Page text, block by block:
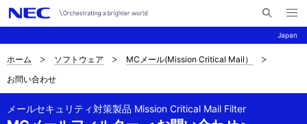
Japan
イ
メ
ニ
ュ
ナ
ビ
ゲ
サ
イ
ト
ホーム ソフトウェア
MCメール(Mission Critical Mail）
お問い合わせ
メールセキュリティ対策製品 Mission Critical Mail Filter